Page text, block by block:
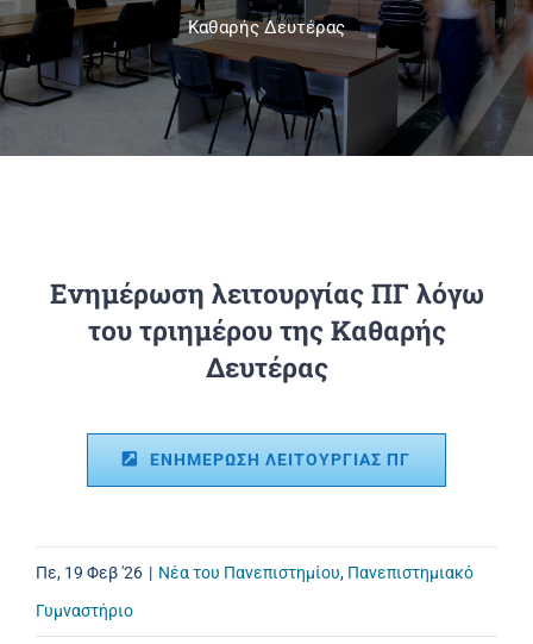
Πανεπιστημιακές Μονάδες
Καθαρής Δευτέρας
Ενημέρωση λειτουργίας ΠΓ λόγω
του τριημέρου της Καθαρής
Δευτέρας
ΕΝΗΜΕΡΩΣΗ ΛΕΙΤΟΥΡΓΙΑΣ ΠΓ
Πε, 19 Φεβ '26 | Νέα του Πανεπιστημίου, Πανεπιστημιακό
Γυμναστήριο